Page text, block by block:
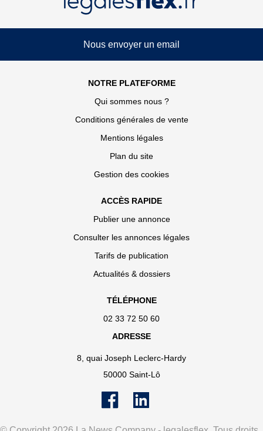
Nous envoyer un email
NOTRE PLATEFORME
Qui sommes nous ?
Conditions générales de vente
Mentions légales
Plan du site
Gestion des cookies
ACCÈS RAPIDE
Publier une annonce
Consulter les annonces légales
Tarifs de publication
Actualités & dossiers
TÉLÉPHONE
02 33 72 50 60
ADRESSE
8, quai Joseph Leclerc-Hardy
50000 Saint-Lô